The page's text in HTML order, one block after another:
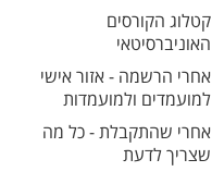
קטלוג הקורסים
האוניברסיטאי
אחרי הרשמה - אזור אישי
למועמדים ולמועמדות
אחרי שהתקבלת - כל מה
שצריך לדעת